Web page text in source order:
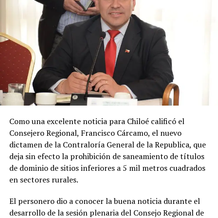
creciente demanda educacional del sector.
Al respecto, el concejal Enrique Soto Díaz expresó
«Estoy conforme por ir cumpliendo compromisos
que asumí con la comunidad rural. Estamos
avanzando en una necesidad escolar que es evidente
y hoy he podido concretar el principal enlace con el
Ministerio de Educación.»
Soto Díaz también destacó su continuo apoyo a la
comunidad:«En paralelo, he estado acompañando a
la comunidad en lo que fue su presentación al
concejo municipal, donde ya evaluamos aportar a
este sueño con la futura compra de un terreno que
permita el crecimiento de la escuela y así poder
albergar la enseñanza media que todos anhelamos.»
«Es un orgullo aportar al sueño educativo de esta
comunidad. Desde su equipo profesional han hecho
Como una excelente noticia para Chiloé calificó el
Consejero Regional, Francisco Cárcamo, el nuevo
dictamen de la Contraloría General de la Republica, que
deja sin efecto la prohibición de saneamiento de títulos
de dominio de sitios inferiores a 5 mil metros cuadrados
en sectores rurales.
El personero dio a conocer la buena noticia durante el
desarrollo de la sesión plenaria del Consejo Regional de